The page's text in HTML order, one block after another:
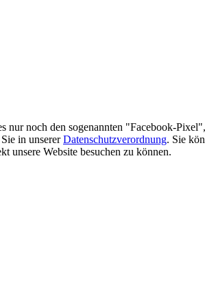
nur noch den sogenannten "Facebook-
in unsererDatenschutzverordnung. Sie
unsere Website besuchen zu können.